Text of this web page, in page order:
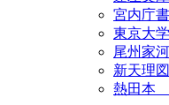
宮内庁
東京大
尾州家
新天理
熱田本